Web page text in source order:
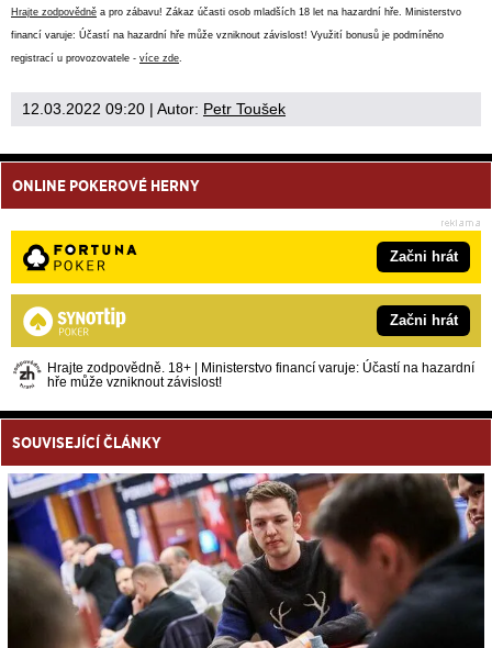
Hrajte zodpovědně a pro zábavu! Zákaz účasti osob mladších 18 let na hazardní hře. Ministerstvo
financí varuje: Účastí na hazardní hře může vzniknout závislost! Využití bonusů je podmíněno
registrací u provozovatele - více zde
12.03.2022 09:20 | Autor: Petr Toušek
ONLINE POKEROVÉ HERNY
Začni hrát
Začni hrát
Hrajte zodpovědně. 18+ | Ministerstvo financí varuje: Účastí na hazardní
hře může vzniknout závislost!
SOUVISEJÍCÍ ČLÁNKY